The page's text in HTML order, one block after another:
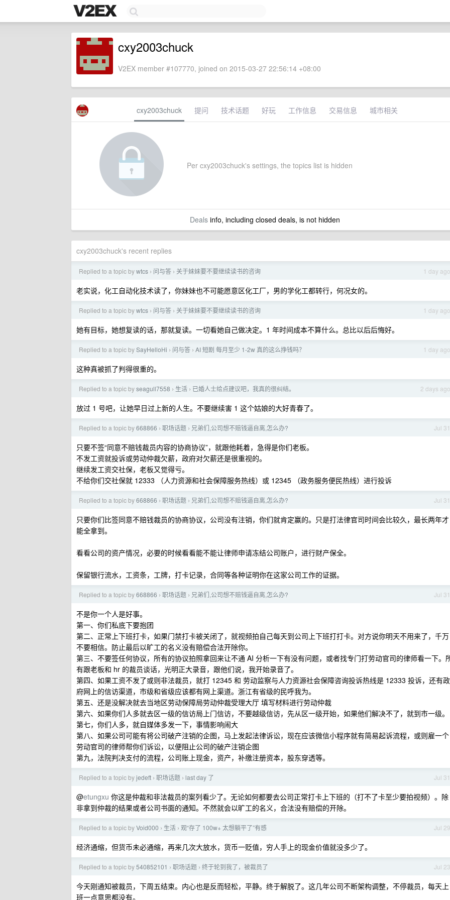
cxy2003chuck
V2EX member #107770, joined on 2015-03-27 22:56:14 +08:00
cxy2003chuck 提问 技术话题 好玩 工作信息 交易信息 城市相关
Per cxy2003chuck's settings, the topics list is hidden
Dealsinfo, including closed deals, is not hidden
cxy2003chuck's recent replies
1 day ago
Replied to a topic bywtcs › 问与答 › 关于妹妹要不要继续读书的咨询
老实说，化工自动化技术读了，你妹妹也不可能愿意区化工厂，男的学化工都转行，何况女的。
1 day ago
Replied to a topic bywtcs › 问与答 › 关于妹妹要不要继续读书的咨询
她有目标，她想复读的话，那就复读。一切看她自己做决定。1 年时间成本不算什么。总比以后后悔好。
1 day ago
Replied to a topic bySayHelloHi › 问与答 › AI 短剧 每月至少 1-2w 真的这么挣钱吗？
这种真被抓了判得很重的。
2 days ago
Replied to a topic byseagull7558 › 生活 › 已婚人士给点建议吧，我真的很纠结。
放过 1 号吧，让她早日过上新的人生。不要继续害 1 这个姑娘的大好青春了。
Jul 31
Replied to a topic by668866 › 职场话题 › 兄弟们,公司想不赔钱逼自离,怎么办?
只要不签“同意不赔钱裁员内容的协商协议”，就跟他耗着，急得是你们老板。
不发工资就投诉或劳动仲裁欠薪，政府对欠薪还是很重视的。
继续发工资交社保，老板又觉得亏。
不给你们交社保就 12333 （人力资源和社会保障服务热线）或 12345 （政务服务便民热线）进行投诉
Jul 31
Replied to a topic by668866 › 职场话题 › 兄弟们,公司想不赔钱逼自离,怎么办?
只要你们比签同意不赔钱裁员的协商协议，公司没有注销，你们就肯定赢的。只是打法律官司时间会比较久，最长两年才
能全拿到。
看看公司的资产情况，必要的时候看看能不能让律师申请冻结公司账户，进行财产保全。
保留银行流水，工资条，工牌，打卡记录，合同等各种证明你在这家公司工作的证据。
Jul 31
Replied to a topic by668866 › 职场话题 › 兄弟们,公司想不赔钱逼自离,怎么办?
不是你一个人是好事。
第一、你们私底下要抱团
第二、正常上下班打卡，如果门禁打卡被关闭了，就视频拍自己每天到公司上下班打打卡。对方说你明天不用来了，千万
不要相信。防止最后以旷工的名义没有赔偿合法开除你。
第三、不要签任何协议，所有的协议拍照拿回来让不通 AI 分析一下有没有问题，或者找专门打劳动官司的律师看一下。
有跟老板和 hr 的裁员谈话，光明正大录音，跟他们说，我开始录音了。
第四、如果工资不发了或则非法裁员，就打 12345 和 劳动监察与人力资源社会保障咨询投诉热线是 12333 投诉，还有政
府网上的信访渠道，市级和省级应该都有网上渠道。浙江有省级的民呼我为。
第五、还是没解决就去当地区劳动保障局劳动仲裁受理大厅 填写材料进行劳动仲裁
第六、如果你们人多就去区一级的信访局上门信访，不要越级信访，先从区一级开始，如果他们解决不了，就到市一级。
第七，你们人多，就自媒体多发一下，事情影响闹大
第八、如果公司可能有将公司破产注销的企图，马上发起法律诉讼，现在应该微信小程序就有简易起诉流程，或则雇一个
劳动官司的律师帮你们诉讼，以便阻止公司的破产注销企图
第九，法院判决支付的流程，公司账上现金，资产，补缴注册资本，股东穿透等。
Jul 31
Replied to a topic byjedeft › 职场话题 › last day 了
@etungxu 你这是仲裁和非法裁员的案列看少了。无论如何都要去公司正常打卡上下班的（打不了卡至少要拍视频）。除
非拿到仲裁的结果或者公司书面的通知。不然就会以旷工的名义，合法没有赔偿的开除。
Jul 29
Replied to a topic byVoid000 › 生活 › 观“存了 100w+ 太想躺平了”有感
经济通缩，但货币未必通缩，再来几次大放水，货币一贬值，穷人手上的现金价值就没多少了。
Jul 23
Replied to a topic by540852101 › 职场话题 › 终于轮到我了，被裁员了
今天刚通知被裁员，下周五结束。内心也是反而轻松，平静。终于解脱了。这几年公司不断架构调整，不停裁员，每天上
班一点意思都没有。